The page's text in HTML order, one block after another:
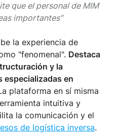
que el personal de MIM
importantes”
la experiencia de
"fenomenal". Destaca
y la
especializadas en
plataforma en sí misma
intuitiva y
la comunicación y el
de logística inversa.